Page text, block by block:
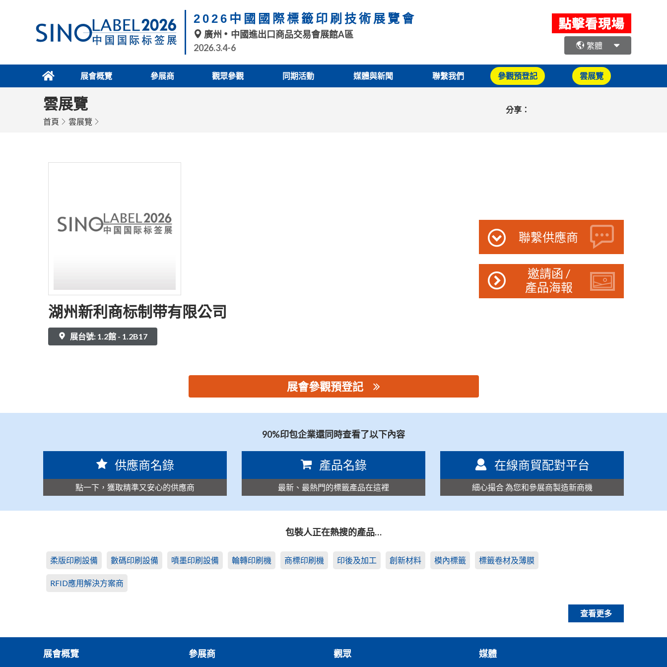
2026中國國際標籤印刷技術展覽會
廣州
中國進出口商品交易會展館A區
2026.3.4-6
繁體
展會概覽 參展商 觀眾參觀 同期活動 媒體與新聞 聯繫我們 參觀預登記 雲展覽
雲展覽
首頁 雲展覽
分享：
湖州新利商标制带有限公司
展台號: 1.2館 - 1.2B17
聯繫供應商
邀請函 /
產品海報
展會參觀預登記
90%印包企業還同時查看了以下內容
供應商名錄
點一下，獲取精準又安心的供應商
產品名錄
最新、最熱門的標籤產品在這裡
在線商貿配對平台
細心撮合 為您和參展商製造新商機
包裝人正在熱搜的產品…
柔版印刷設備 數碼印刷設備 噴墨印刷設備 輪轉印刷機 商標印刷機 印後及加工 創新材料 模內標籤 標籤卷材及薄膜
RFID應用解決方案商
查看更多
展會概覽 參展商 觀眾 媒體